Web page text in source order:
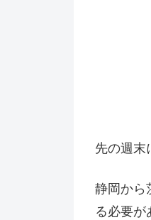
先の週末
静岡から
る必要が